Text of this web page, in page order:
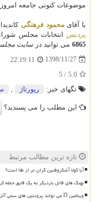
موضوعات کنونی جامعه
با آقای محمود فرهنگی
پردیس انتخابات مجلس
6865 می توانید در سایت
1398/11/27
22:19:11
5.0
/
5
تگهای خبر:
رپورتاژ
این مطلب را می پسندید؟
تازه ترین مطالب مرتبط
آیا کولا آشکروفتین گران تر از طلا است؟
نهنگ های قاتل باردیگر به یک قایق حمله
ویتامین D می تواند پروتئین های سمی آلزایمر را کم کند